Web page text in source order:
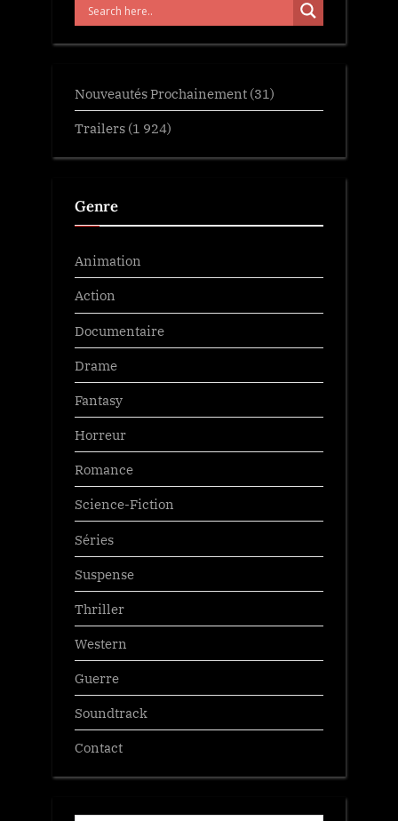
Nouveautés Prochainement (31)
Trailers (1 924)
Genre
Animation
Action
Documentaire
Drame
Fantasy
Horreur
Romance
Science-Fiction
Séries
Suspense
Thriller
Western
Guerre
Soundtrack
Contact